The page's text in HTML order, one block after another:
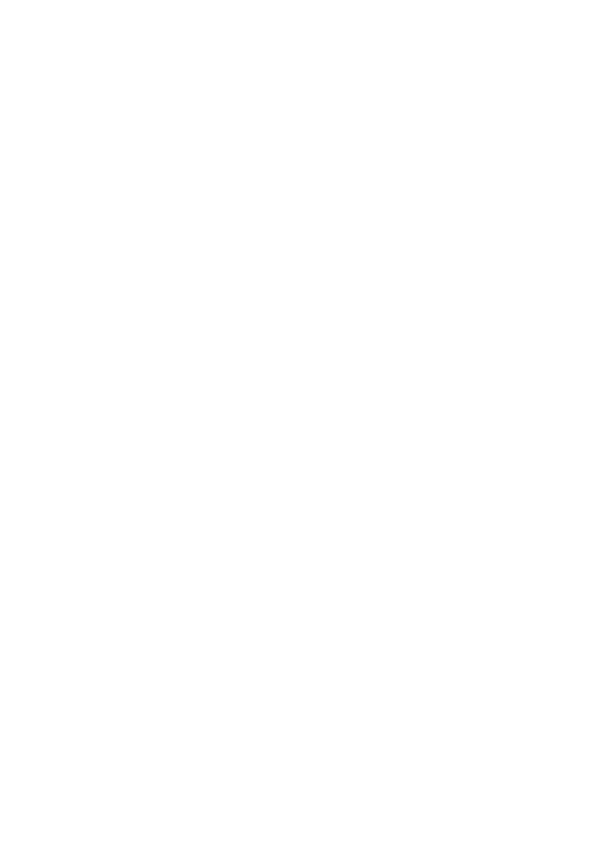
Il doit cette action à la présence de deux substances, le thymol et
à la fois
il convient de la nettoyer soigneusement, avec de l'eau oxygénée
l'ensemble d'une compresse.
cette manière, il est préférable de consulter un professionnel de
ne se prêtent pas à l'application de ce produit.
humectées de miel de thym et prêtes à l'emploi.
contre les infections
essentielles aux vertus
un antibactérien naturel, qui tue les micro-organismes
contre les infections saisonnières que sont les grippes ou les
contre les rhumes, fréquents en hiver. Ce miel agit aussi contre les
par de minuscules champignons.
le miel de thym contribue aussi à
inflammatoire du miel de thym lui permet également de